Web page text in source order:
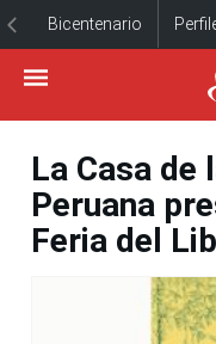
Bicentenario
La Casa
Peruana
Feria del